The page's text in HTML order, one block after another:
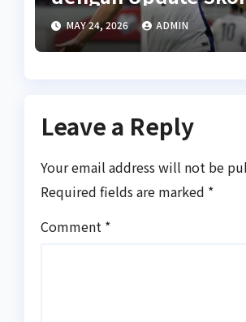
MAY 24, 2026 ADMIN
Leave a Reply
Your email address will not be
Required fields are marked *
Comment *